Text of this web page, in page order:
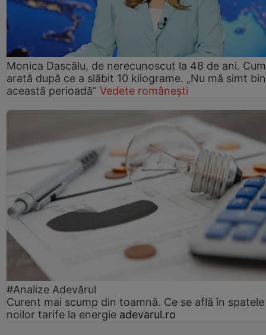
Monica Dascălu, de nerecunoscut la 48 de ani. Cum
arată după ce a slăbit 10 kilograme. „Nu mă simt
această perioadă” Vedete românești
#Analize Adevărul
Curent mai scump din toamnă. Ce se află în spatele
noilor tarife la energie adevarul.ro